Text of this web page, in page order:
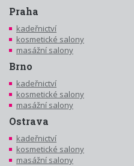
Praha
kadeřnictví
kosmetické salony
masážní salony
Brno
kadeřnictví
kosmetické salony
masážní salony
Ostrava
kadeřnictví
kosmetické salony
masážní salony